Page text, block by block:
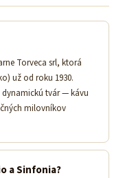
Torveca srl, ktorá
už od roku 1930.
tvár — kávu
milovníkov
a Sinfonia?